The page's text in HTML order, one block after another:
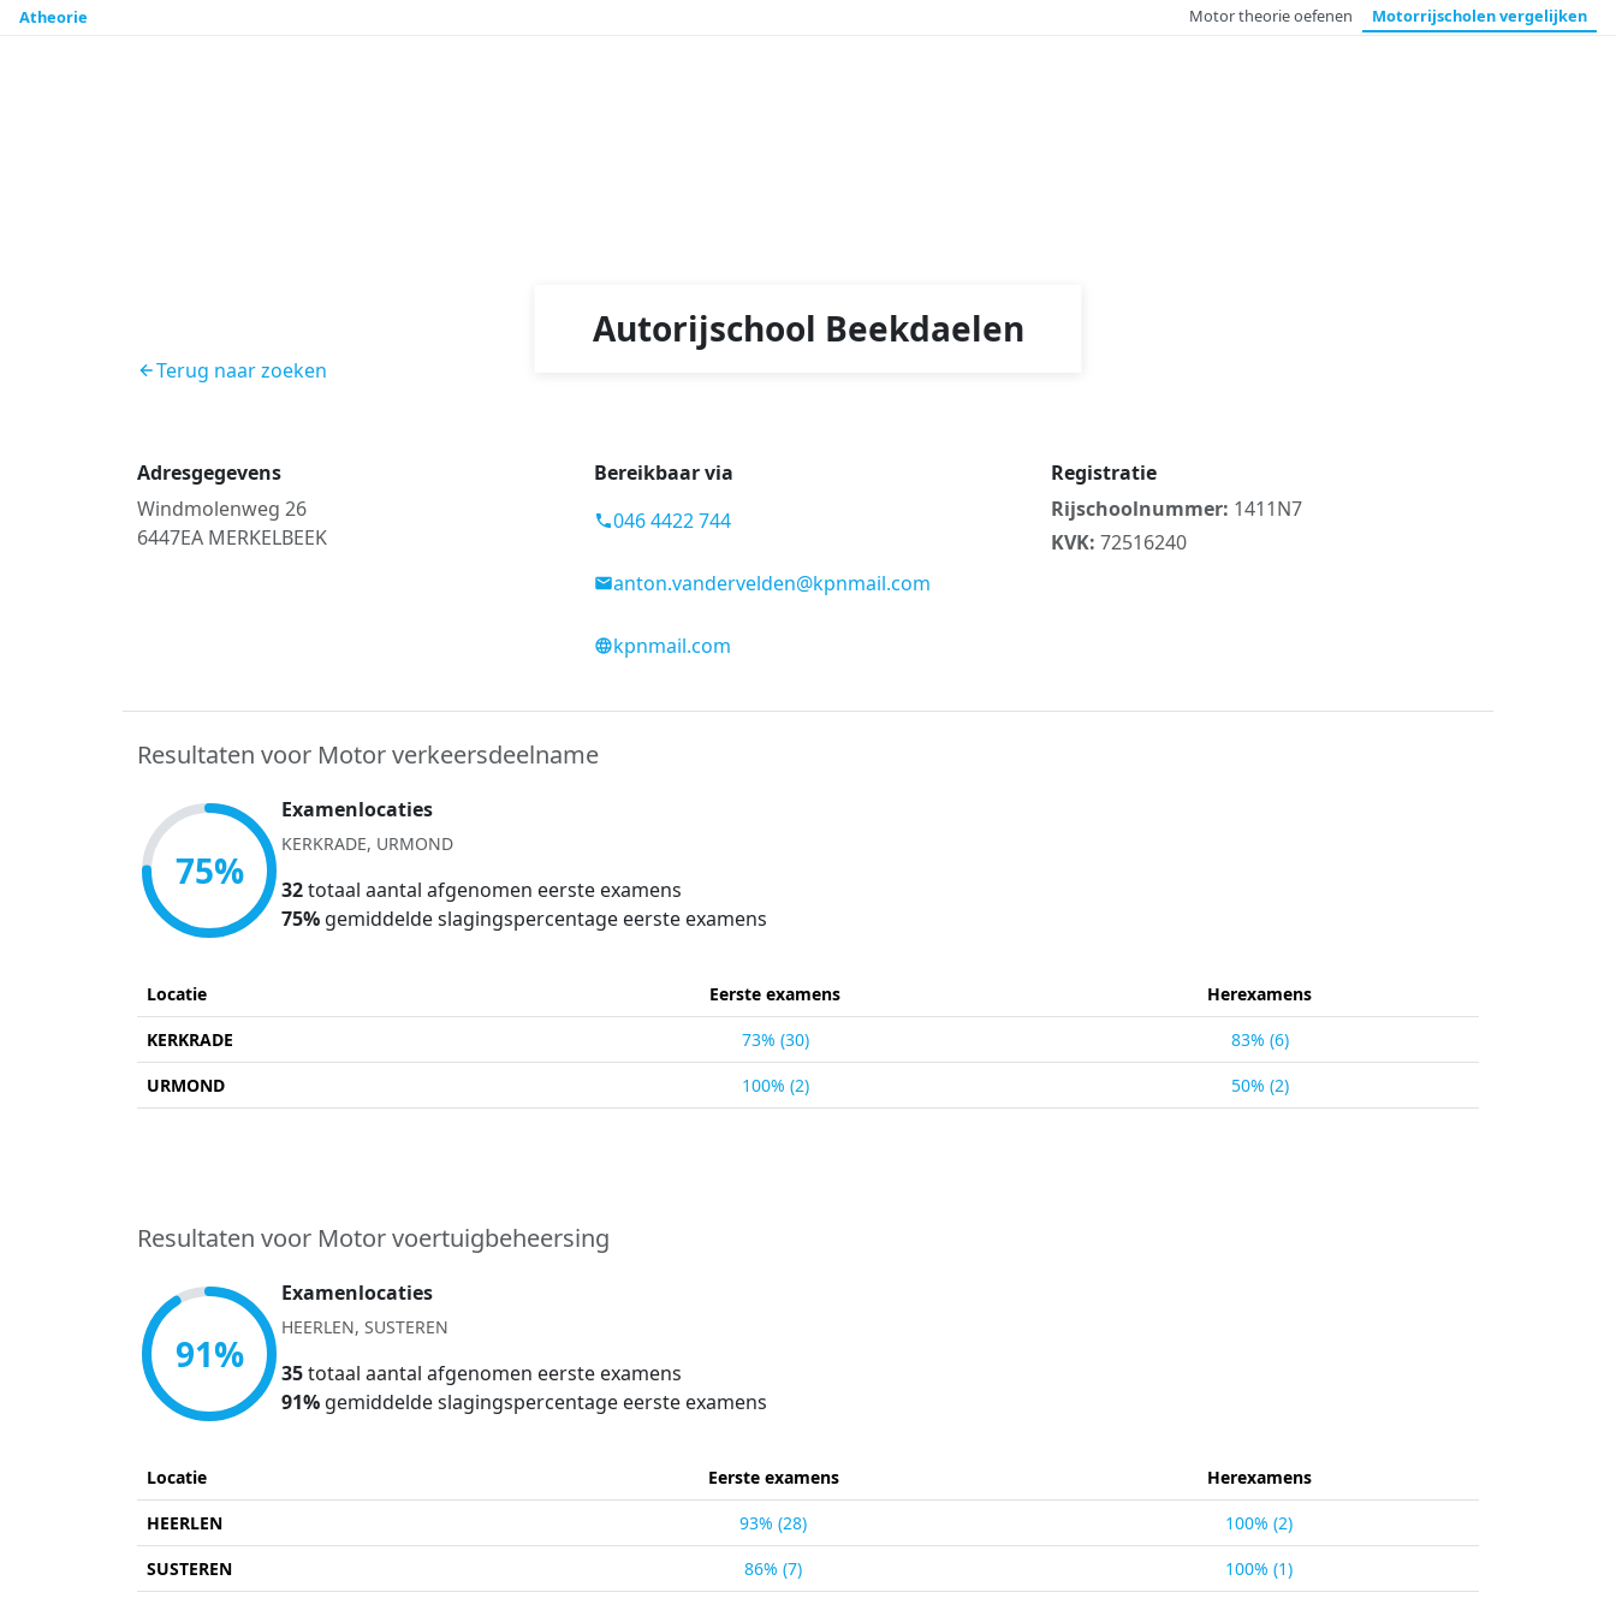
Atheorie Motor theorieoefenen Motorrijscholenvergelijken
Autorijschool Beekdaelen
Terug naar zoeken
Adresgegevens
Windmolenweg 26
6447EA MERKELBEEK
Bereikbaar via
046 4422 744
anton.vandervelden@kpnmail.com
kpnmail.com
Registratie
Rijschoolnummer: 1411N7
KVK: 72516240
Resultaten voor Motor verkeersdeelname
75%
Examenlocaties
KERKRADE, URMOND
32totaal aantal afgenomen eerste examens
75% gemiddelde slagingspercentage eerste examens
Locatie Eerste examens
Herexamens
KERKRADE
73% (30)
83% (6)
URMOND
100% (2) 50% (2)
Resultaten voor Motor voertuigbeheersing
91%
Examenlocaties
HEERLEN, SUSTEREN
35totaal aantal afgenomen eerste examens
91% gemiddelde slagingspercentage eerste examens
Locatie Eerste examens
Herexamens
HEERLEN
93% (28)
100% (2)
SUSTEREN
86% (7) 100% (1)